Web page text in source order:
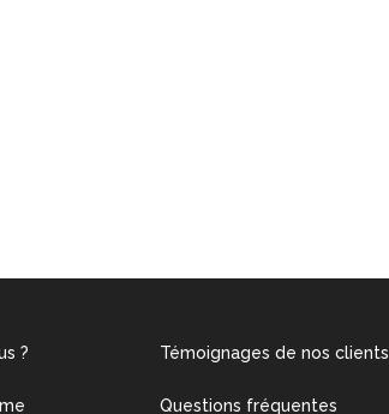
? Témoignages de nos clients
Questions fréquentes